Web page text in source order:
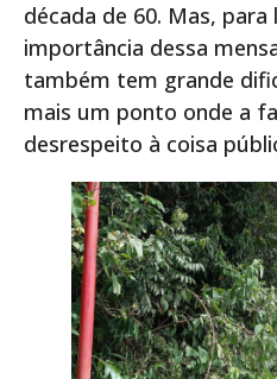
década de 60. Mas,
importância dessa
também tem grande
mais um ponto onde a
desrespeito à coisa